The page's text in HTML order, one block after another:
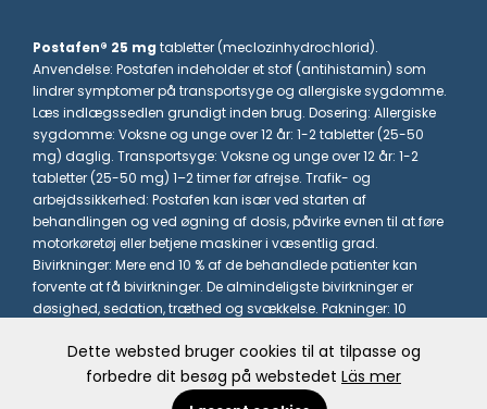
Postafen® 25 mg tabletter (meclozinhydrochlorid).
Anvendelse: Postafen indeholder et stof (antihistamin) som
lindrer symptomer på transportsyge og allergiske sygdomme.
Læs indlægssedlen grundigt inden brug. Dosering: Allergiske
sygdomme: Voksne og unge over 12 år: 1-2 tabletter (25-50
mg) daglig. Transportsyge: Voksne og unge over 12 år: 1-2
tabletter (25-50 mg) 1–2 timer før afrejse. Trafik- og
arbejdssikkerhed: Postafen kan især ved starten af
behandlingen og ved øgning af dosis, påvirke evnen til at føre
motorkøretøj eller betjene maskiner i væsentlig grad.
Bivirkninger: Mere end 10 % af de behandlede patienter kan
forvente at få bivirkninger. De almindeligste bivirkninger er
døsighed, sedation, træthed og svækkelse. Pakninger: 10
Udlevering: Håndkøb – apoteksforbeholdt. Må kun udleveres til
personer over 18 år. CampusPharma AB.
Dette websted bruger cookies til at tilpasse og
forbedre dit besøg på webstedet Läs mer